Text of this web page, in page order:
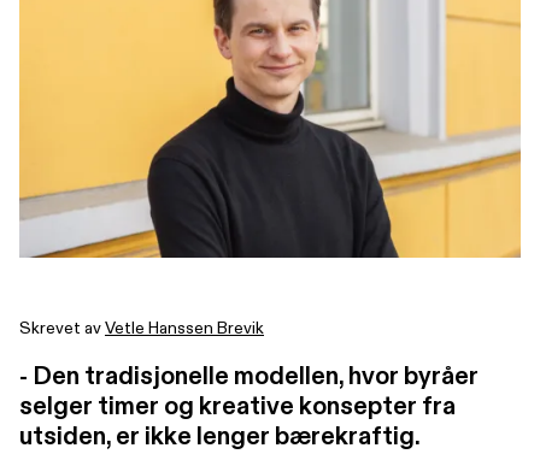
Skrevet avVetle Hanssen Brevik
- Den tradisjonelle modellen, hvor byråer
selger timer og kreative konsepter fra
utsiden, er ikke lenger bærekraftig.